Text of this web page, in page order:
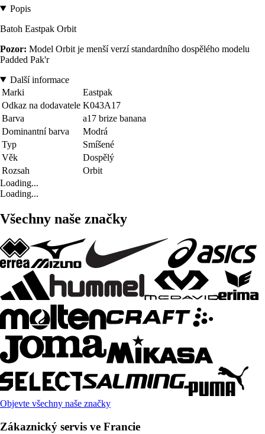
Popis
Batoh Eastpak Orbit
Pozor: Model Orbit je menší verzí standardního dospělého modelu
Padded Pak'r
Další informace
Marki
Eastpak
Odkaz na dodavatele K043A17
Barva
a17 brize banana
Dominantní barva
Modrá
Typ
Smíšené
Věk
Dospělý
Rozsah
Orbit
Loading...
Loading...
Všechny naše značky
Objevte všechny naše značky
Zákaznický servis ve Francie